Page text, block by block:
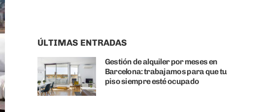
ÚLTIMAS ENTRADAS
Gestión de alquiler por meses en
Barcelona: trabajamos para que tu
piso siempre esté ocupado